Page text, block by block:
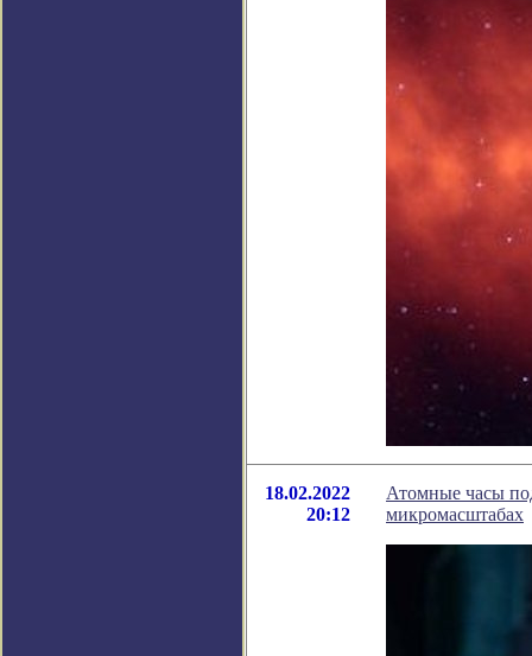
18.02.2022
20:12
Атомные часы
микромасштабах